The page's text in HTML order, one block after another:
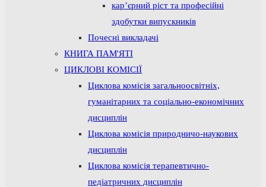
кар’єрний ріст та професійні
здобутки випускників
Почесні викладачі
КНИГА ПАМ'ЯТІ
ЦИКЛОВІ КОМІСІЇ
Циклова комісія загальноосвітніх,
гуманітарних та соціально-економічних
дисциплін
Циклова комісія природничо-наукових
дисциплін
Циклова комісія терапевтично-
педіатричних дисциплін